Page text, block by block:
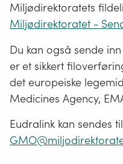
Miljødirektoratets
Miljødirektoratet -
Du kan også sende
er et sikkert
det europeiske
Medicines Agency,
Eudralink kan sendes